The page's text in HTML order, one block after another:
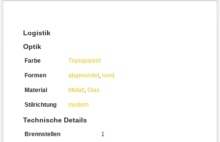
Logistik
Optik
Farbe Transparent
Formen abgerundet, rund
Material Metall , Glas
Stilrichtung modern
Technische Details
Brennstellen 1